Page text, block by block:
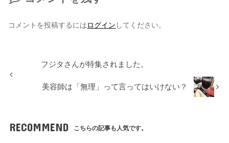
コメントを投稿するにはログイン してください。
フジタさんが特集されました。
美容師は「無理」って言ってはいけない？
RECOMMEND こちらの記事も人気です。